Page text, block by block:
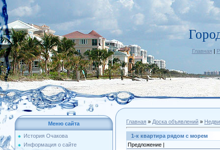
Главная |
Меню сайта
История Очакова
Информация о сайте
Главная » Доска объявлений »
1-к квартира рядом с морем
Предложение |